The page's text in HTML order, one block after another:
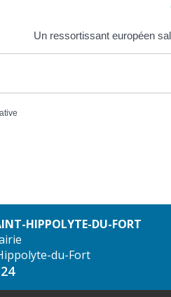
Un ressortissant européen
HIPPOLYTE-DU-FORT
du-Fort